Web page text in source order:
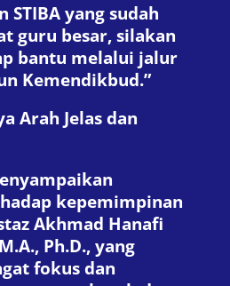
STIBA yang sudah
guru besar, silakan
bantu melalui jalur
Kemendikbud.”
Arah Jelas dan
kepemimpinan
Akhmad Hanafi
Ph.D., yang
fokus dan